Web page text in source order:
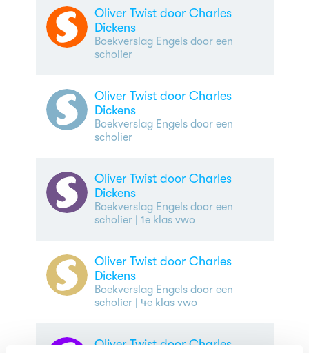
Oliver Twist door Charles
Dickens
Boekverslag Engels door een
scholier
Oliver Twist door Charles
Dickens
Boekverslag Engels door een
scholier
Oliver Twist door Charles
Dickens
Boekverslag Engels door een
scholier| 1e klas vwo
Oliver Twist door Charles
Dickens
Boekverslag Engels door een
scholier| 4e klas vwo
Oliver Twist door Charles